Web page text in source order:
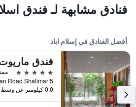
فنادق مشابهة لـ فندق
أفضل الفنادق في إسلام اباد
5 نجوم
0.0 كيلومتر عن وسط المدينة